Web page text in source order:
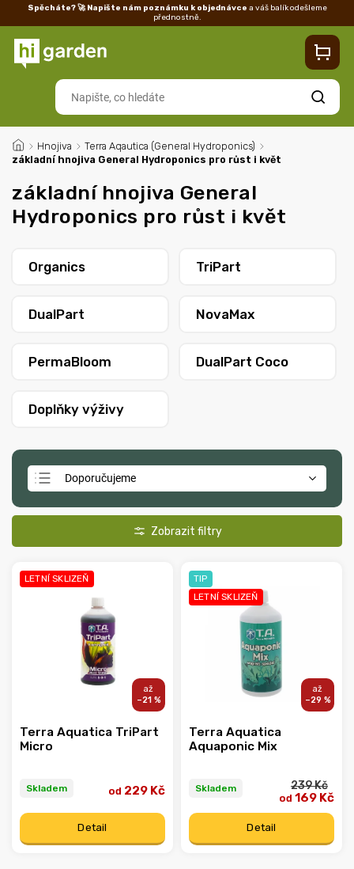
Spěcháte? 🚀 Napište nám poznámku k objednávce a váš balík odešleme
přednostně.
Vrácení/reklamace
Hledat
/ Hnojiva / Terra Aqautica (General Hydroponics) /
základní hnojiva General Hydroponics pro růst i květ
základní hnojiva General
Hydroponics pro růst i květ
Organics TriPart
DualPart NovaMax
PermaBloom DualPart Coco
Doplňky výživy
Doporučujeme
Abecedně
LETNÍ SKLIZEŇ
–21 %
Terra Aquatica TriPart
Micro
Skladem od 229 Kč
Detail
TIP
LETNÍ SKLIZEŇ
–29 %
Terra Aquatica
Aquaponic Mix
Skladem 239 Kč
od 169 Kč
Detail